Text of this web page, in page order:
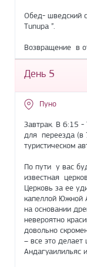
Обед- шведский
Tunupa ”.
Возвращение в
День 5
Пуно
Завтрак. В 6:15 -
для переезда (в
туристическом
По пути у вас
известная
Церковь за ее
капеллой Южной
на основании
невероятно
довольно
– все это делает
Андагуаилильяс